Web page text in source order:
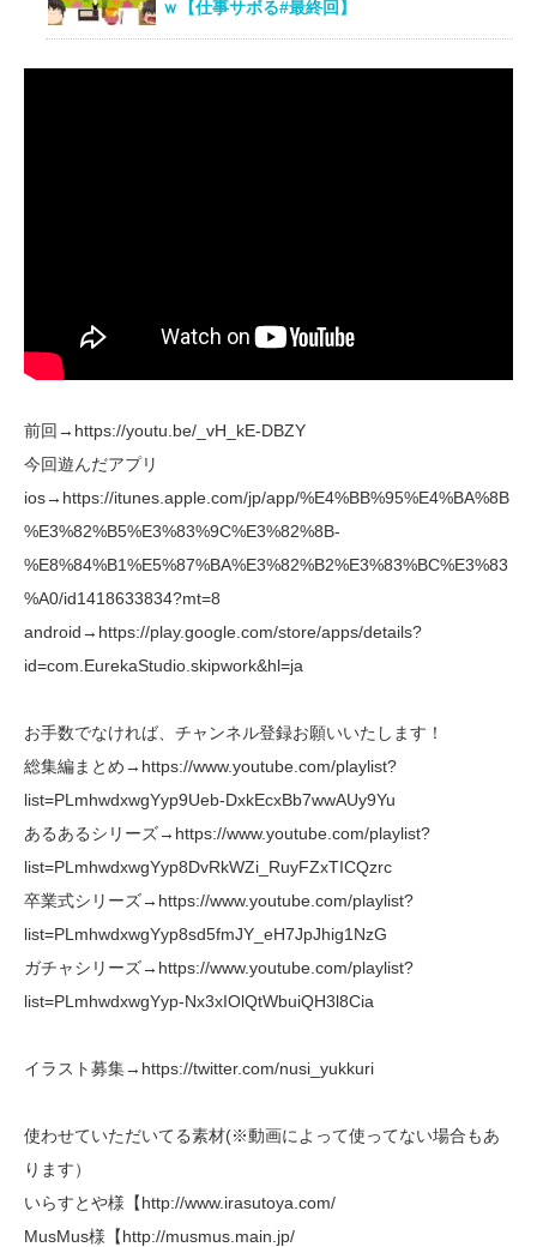
ｗ【仕事サボる#最終回】
前回→https://youtu.be/_vH_kE-DBZY
今回遊んだアプリ
ios→https://itunes.apple.com/jp/app/%E4%BB%95%E4%BA%8B
%E3%82%B5%E3%83%9C%E3%82%8B-
%E8%84%B1%E5%87%BA%E3%82%B2%E3%83%BC%E3%83
%A0/id1418633834?mt=8
android→https://play.google.com/store/apps/details?
id=com.EurekaStudio.skipwork&hl=ja
お手数でなければ、チャンネル登録お願いいたします！
総集編まとめ→https://www.youtube.com/playlist?
list=PLmhwdxwgYyp9Ueb-DxkEcxBb7wwAUy9Yu
あるあるシリーズ→https://www.youtube.com/playlist?
list=PLmhwdxwgYyp8DvRkWZi_RuyFZxTICQzrc
卒業式シリーズ→https://www.youtube.com/playlist?
list=PLmhwdxwgYyp8sd5fmJY_eH7JpJhig1NzG
ガチャシリーズ→https://www.youtube.com/playlist?
list=PLmhwdxwgYyp-Nx3xIOlQtWbuiQH3l8Cia
イラスト募集→https://twitter.com/nusi_yukkuri
使わせていただいてる素材(※動画によって使ってない場合もあ
ります）
いらすとや様【http://www.irasutoya.com/
MusMus様【http://musmus.main.jp/